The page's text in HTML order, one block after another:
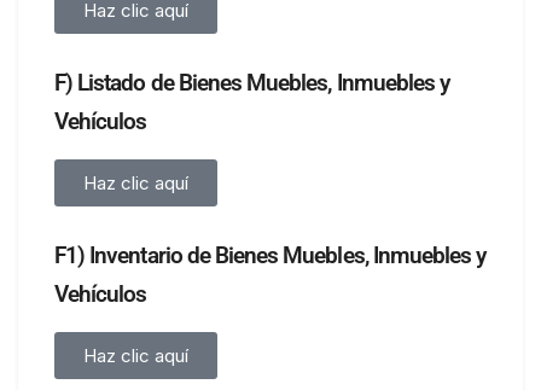
Haz clic aquí
F) Listado de Bienes Muebles, Inmuebles y
Vehículos
Haz clic aquí
F1) Inventario de Bienes Muebles, Inmuebles y
Vehículos
Haz clic aquí